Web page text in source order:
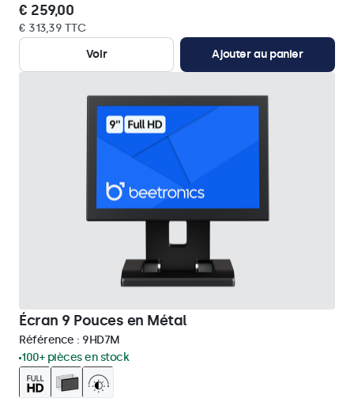
€ 259,00
€ 313,39 TTC
Voir
Ajouter au panier
Écran 9 Pouces en Métal
Référence : 9HD7M
100+ pièces en stock